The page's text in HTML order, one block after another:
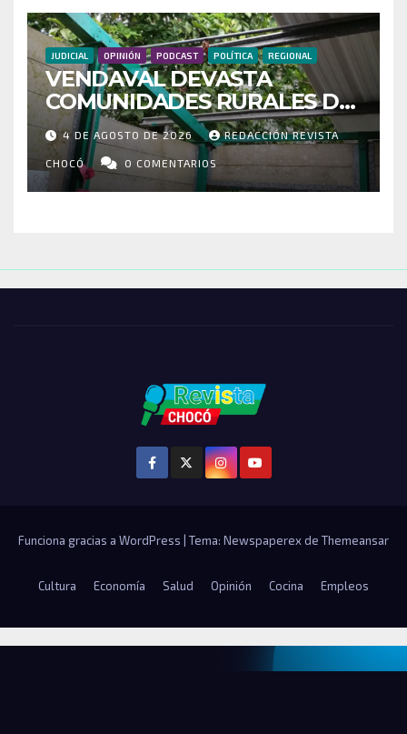
JUDICIAL OPINIÓN PODCAST POLÍTICA REGIONAL
VENDAVAL DEVASTA
COMUNIDADES RURALES DE
RIOSUCIO: ESCUELAS,
VIVIENDAS Y CEMENTERIO
ENTRE LOS AFECTADOS
4 DE AGOSTO DE 2026 REDACCIÓN REVISTA
CHOCÓ 0 COMENTARIOS
Funciona gracias a WordPress Tema: Newspaperex de Themeansar
Cultura Economía Salud Opinión Cocina Empleos